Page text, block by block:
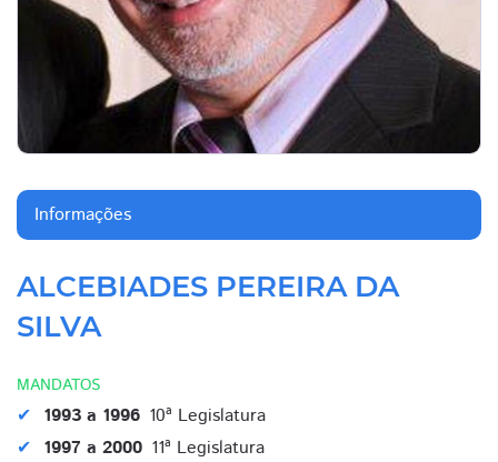
Informações
ALCEBIADES PEREIRA DA
SILVA
MANDATOS
1993 a 1996 10ª Legislatura
1997 a 2000 11ª Legislatura